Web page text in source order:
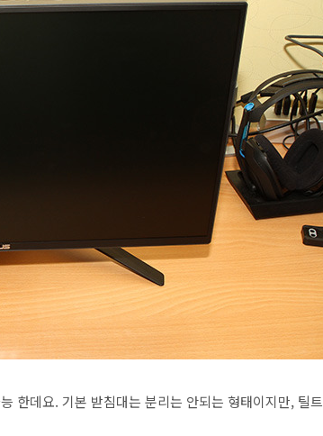
한데요. 기본 받침대는 분리는 안되는 형태이지만, 틸트